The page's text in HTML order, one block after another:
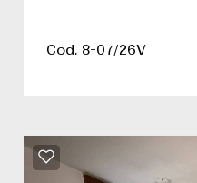
Cod. 8-07/26V